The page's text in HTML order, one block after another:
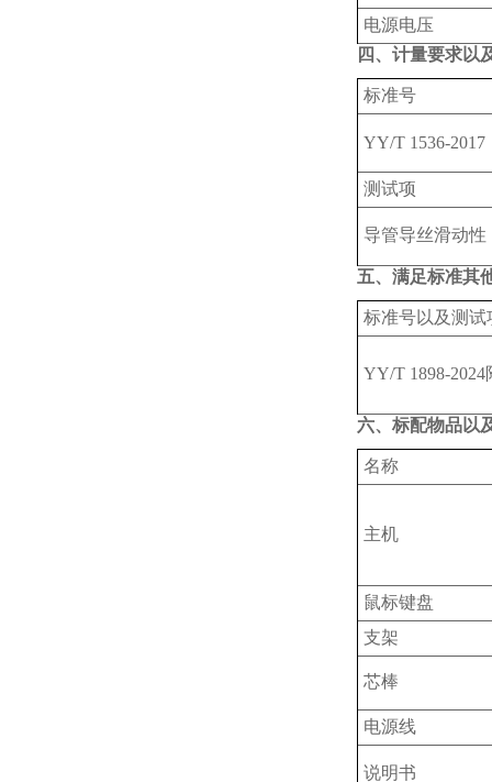
电源电压
四、计量要求以
标准号
YY/T 1536-2017
测试项
导管导丝滑动性
五、满足标准其
标准号以及测试
YY/T 1898-2024
六、标配物品以
名称
主机
鼠标键盘
支架
芯棒
电源线
说明书